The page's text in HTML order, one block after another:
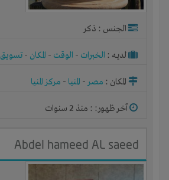
الجنس : ذكر
لديـه : الخبرات - الوقت - المكان - تسويق
المكان : مصر- المنيا - مركز المنيا
آخر ظهور: : منذ 2 سنوات
Abdel hameed AL saeed